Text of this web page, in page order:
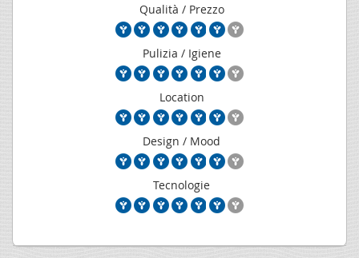
Qualità / Prezzo
Pulizia / Igiene
Location
Design / Mood
Tecnologie